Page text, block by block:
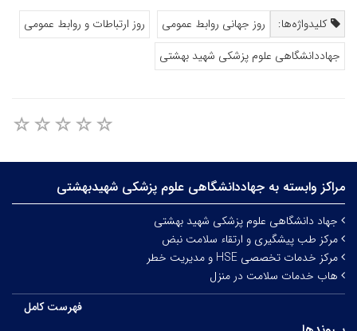
کلیدواژه‌ها: روز جهانی روابط عمومی
روز ارتباطات و روابط عمومی
جهاددانشگاهی علوم پزشکی شهید بهشتی
مراکز وابسته به جهاددانشگاهی علوم‌ پزشکی شهیدبهشتی
جهاد دانشگاهی علوم پزشکی شهید بهشتی
مرکز طب پیشگیری و ارتقاء سلامت نبض
مرکز خدمات تخصصی HSE و مدیریت خطر
هاب خدمات سلامت در منزل
فهرست کامل